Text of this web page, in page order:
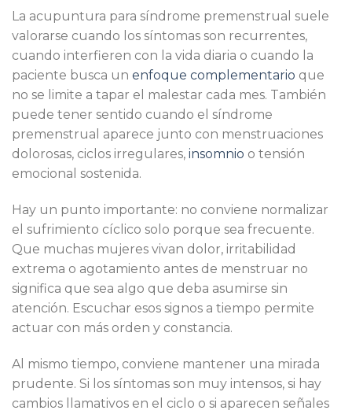
La acupuntura para síndrome premenstrual suele
valorarse cuando los síntomas son recurrentes,
cuando interfieren con la vida diaria o cuando la
paciente busca un enfoque complementario que
no se limite a tapar el malestar cada mes. También
puede tener sentido cuando el síndrome
premenstrual aparece junto con menstruaciones
dolorosas, ciclos irregulares, insomnio o tensión
emocional sostenida.
Hay un punto importante: no conviene normalizar
el sufrimiento cíclico solo porque sea frecuente.
Que muchas mujeres vivan dolor, irritabilidad
extrema o agotamiento antes de menstruar no
significa que sea algo que deba asumirse sin
atención. Escuchar esos signos a tiempo permite
actuar con más orden y constancia.
Al mismo tiempo, conviene mantener una mirada
prudente. Si los síntomas son muy intensos, si hay
cambios llamativos en el ciclo o si aparecen señales